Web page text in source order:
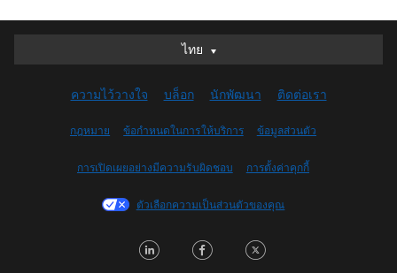
ไทย
ไทย
English (UK)
English (US)
Français (Canada)
Français (France)
日本語
ความไว้วางใจ บล็อก นักพัฒนา ติดต่อเรา
กฎหมาย ข้อกำหนดในการให้บริการ ข้อมูลส่วนตัว
การเปิดเผยอย่างมีความรับผิดชอบ การตั้งค่าคุกกี้
ตัวเลือกความเป็นส่วนตัวของคุณ
LinkedInFacebook